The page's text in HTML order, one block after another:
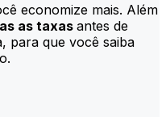
economize mais. Além
as taxas antes de
para que você saiba